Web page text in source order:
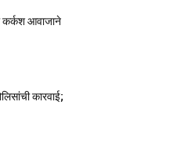
कर्कश आवाजाने
कारवाई;